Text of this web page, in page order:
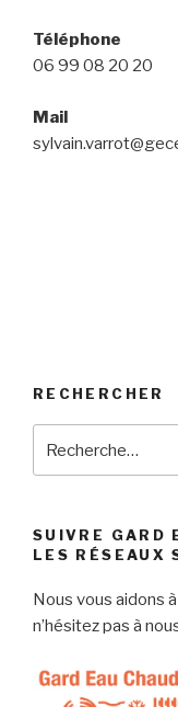
Téléphone
06 99 08 20 20
Mail
RECHERCHER
SUIVRE GARD
LES RÉSEAUX
Nous vous aidons
n’hésitez pas à